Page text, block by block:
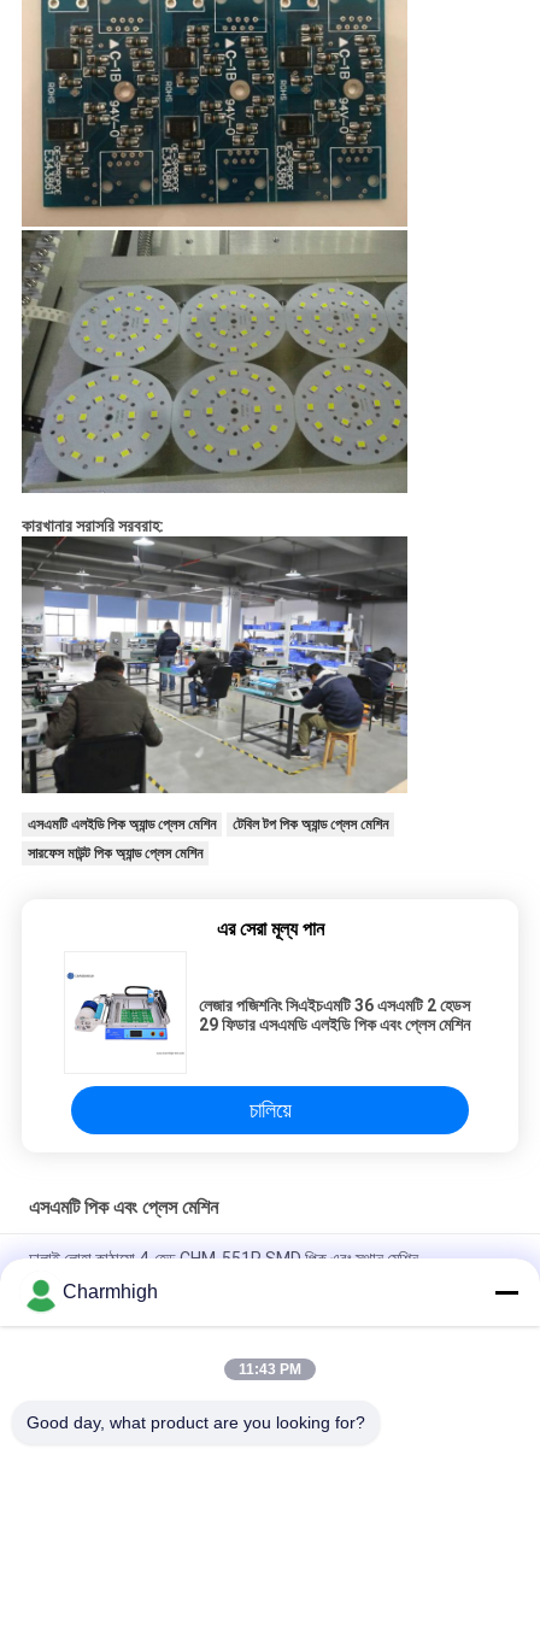
কারখানার সরাসরি সরবরাহ:
এসএমটি এলইডি পিক অ্যান্ড প্লেস মেশিন
টেবিল টপ পিক অ্যান্ড প্লেস মেশিন
সারফেস মাউন্ট পিক অ্যান্ড প্লেস মেশিন
এর সেরা মূল্য পান
লেজার পজিশনিং সিএইচএমটি 36 এসএমটি 2 হেডস
29 ফিডার এসএমডি এলইডি পিক এবং প্লেস মেশিন
চালিয়ে
এসএমটি পিক এবং প্লেস মেশিন
ঢালাই লোহা কাঠামো 4-হেড CHM-551P SMD পিক এবং স্থান মেশিন
সংকীর্ণ নকশা উচ্চ নির্ভুলতা TC06 মডিউল এসএমটি পিক এবং স্থান মেশিন 6 মাথা সমর্থন
01005
চার্মহাই TM08 পিসিবিএ ম্যানুফ্যাকচারিং এসএমটি চিপ মাউন্টার প্লেসমেন্ট মেশিন
Charmhigh
11:43 PM
Good day, what product are you looking for?